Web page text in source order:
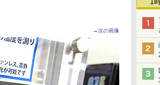
1
→次の画像